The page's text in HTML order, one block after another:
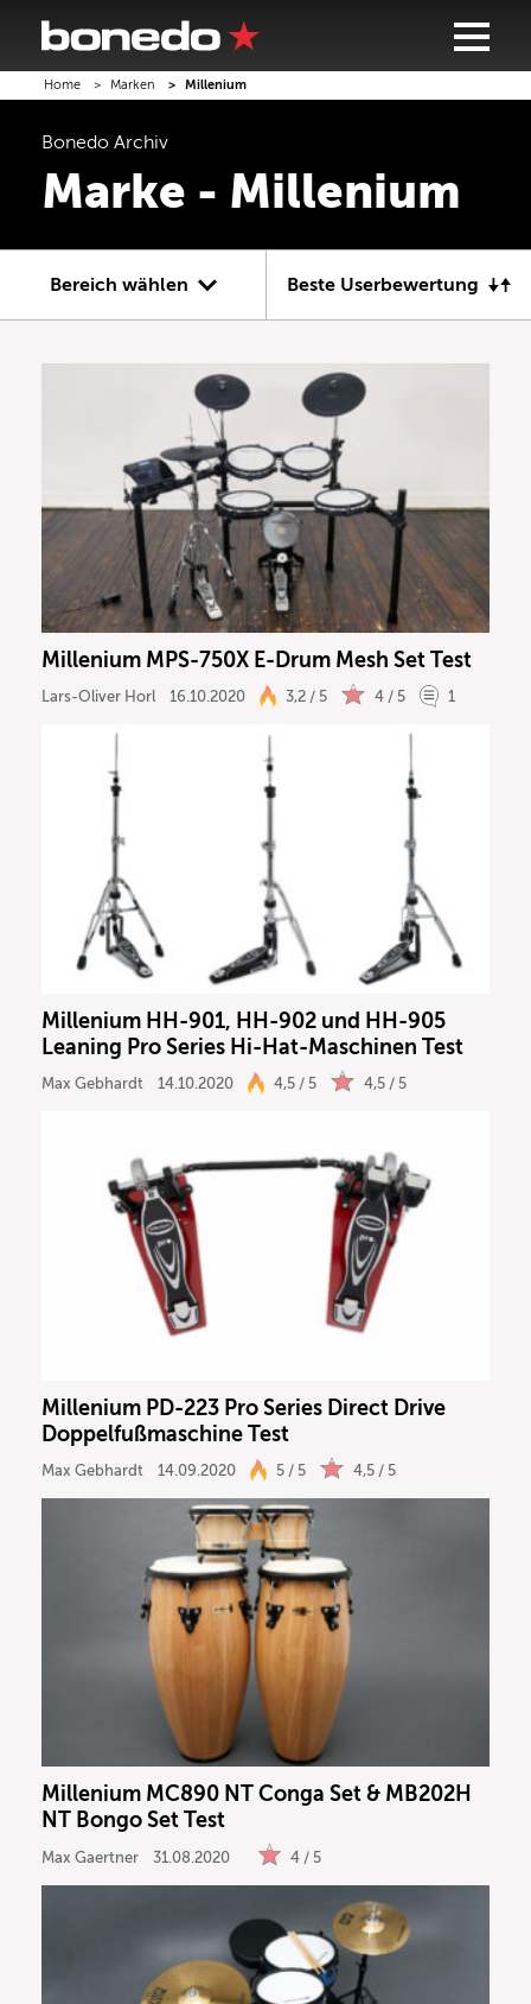
Home Marken Millenium
Bonedo Archiv
Marke - Millenium
Bereich wählen
Gitarre
Recording
Drums
Keyboard
Software
Ergebnisse anzeigen
Beste Userbewertung
Millenium MPS-750X E-Drum Mesh Set Test
Lars-Oliver Horl 16.10.2020 3,2 / 5 4 / 5 1
Millenium HH-901, HH-902 und HH-905
Leaning Pro Series Hi-Hat-Maschinen Test
Max Gebhardt 14.10.2020 4,5 / 5 4,5 / 5
Millenium PD-223 Pro Series Direct Drive
Doppelfußmaschine Test
Max Gebhardt 14.09.2020 5 / 5 4,5 / 5
Millenium MC890 NT Conga Set & MB202H
NT Bongo Set Test
Max Gaertner 31.08.2020 4 / 5